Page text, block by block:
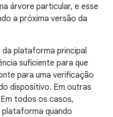
árvore particular, e esse
a próxima versão da
da plataforma principal
suficiente para que
para uma verificação
dispositivo. Em outras
todos os casos,
quando